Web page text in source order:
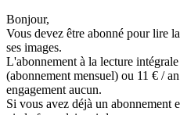
Bonjour,
Vous devez être abonné pour lire
ses images.
L'abonnement à la lecture
(abonnement mensuel) ou 11 € /
engagement aucun.
Si vous avez déjà un abonnement